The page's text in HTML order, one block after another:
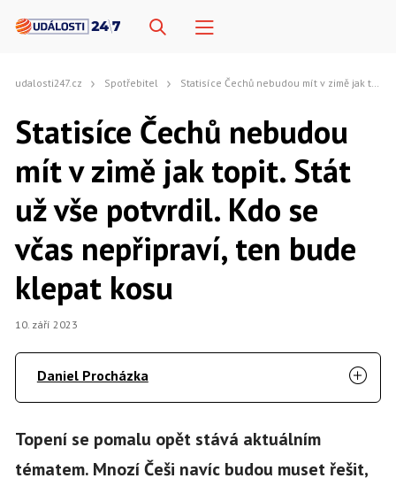
udalosti247.cz Spotřebitel Statisíce Čechů nebudou mít v zimě jak topit. Stát už vše potvrdil. Kdo se včas nepřipraví, ten bude klepat kosu
Statisíce Čechů nebudou
mít v zimě jak topit. Stát
už vše potvrdil. Kdo se
včas nepřipraví, ten bude
klepat kosu
10. září 2023
Daniel Procházka
Topení se pomalu opět stává aktuálním
tématem. Mnozí Češi navíc budou muset řešit,